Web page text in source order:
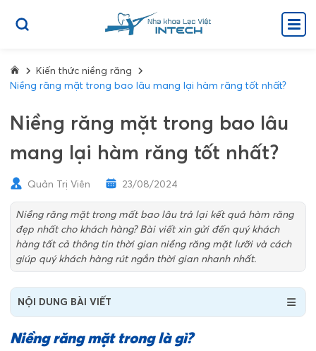
Kiến thức niềng răng
Niềng răng mặt trong bao lâu mang lại hàm răng tốt nhất?
Niềng răng mặt trong bao lâu
mang lại hàm răng tốt nhất?
Quản Trị Viên 23/08/2024
Niềng răng mặt trong mất bao lâu trả lại kết quả hàm răng
đẹp nhất cho khách hàng? Bài viết xin gửi đến quý khách
hàng tất cả thông tin thời gian niềng răng mặt lưỡi và cách
giúp quý khách hàng rút ngắn thời gian nhanh nhất.
NỘI DUNG BÀI VIẾT
Niềng răng mặt trong là gì?